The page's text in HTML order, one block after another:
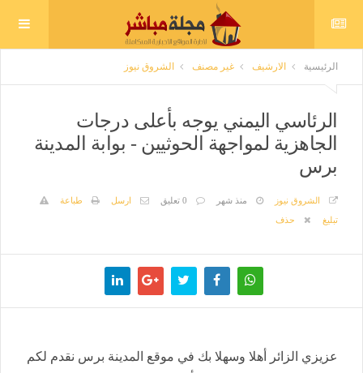
الرئيسية الارشيف غير مصنف الشروق نيوز
الرئاسي اليمني يوجه بأعلى درجات
الجاهزية لمواجهة الحوثيين - بوابة المدينة
برس
الشروق نيوز منذ شهر 0 تعليق ارسل
طباعة
تبليغ
حذف
عزيزي الزائر أهلا وسهلا بك في موقع المدينة برس نقدم لكم